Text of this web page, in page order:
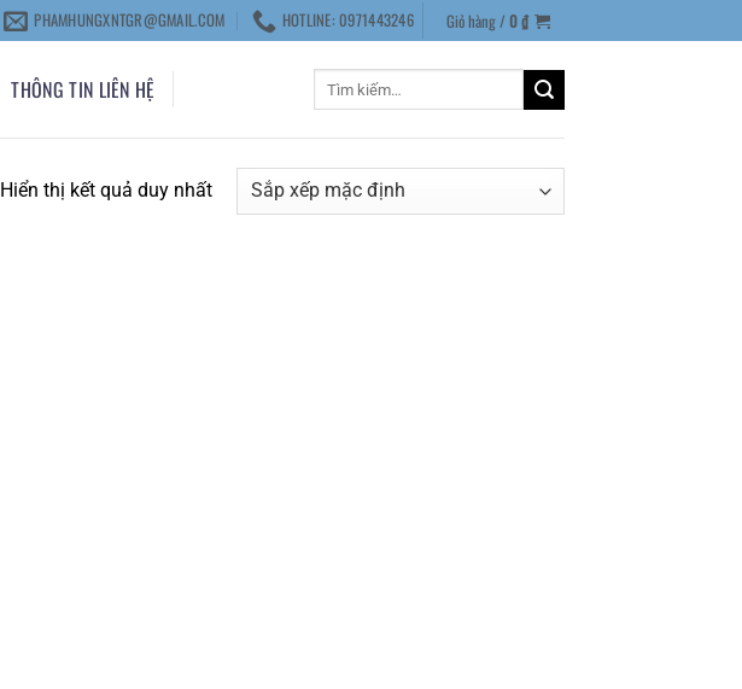
PHAMHUNGXNTGR@GMAIL.COM HOTLINE: 0971443246 Giỏ hàng /0₫
THÔNG TIN LIÊN HỆ
Hiển thị kết quả duy nhất